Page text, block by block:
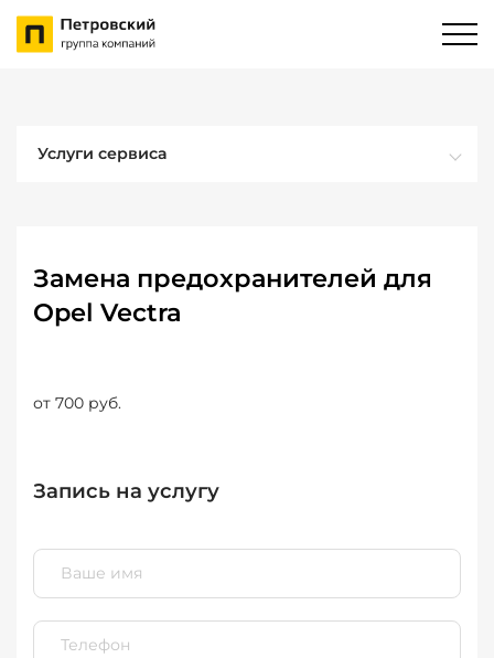
Услуги сервиса
Замена предохранителей для
Opel Vectra
от 700 руб.
Запись на услугу